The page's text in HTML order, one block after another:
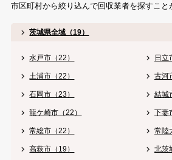
市区町村から絞り込んで回収業者を探すこと
茨城県全域（19）
水戸市（22） 日立
土浦市（22） 古河
石岡市（23） 結城
龍ケ崎市（22） 下妻
常総市（22） 常陸
高萩市（19） 北茨